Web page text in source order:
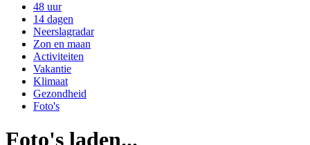
48 uur
14 dagen
Neerslagradar
Zon en maan
Activiteiten
Vakantie
Klimaat
Gezondheid
Foto's
Foto's laden...